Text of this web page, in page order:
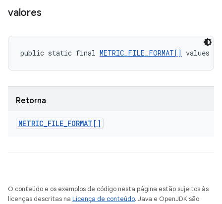
valores
public static final METRIC_FILE_FORMAT[] values ()
Retorna
METRIC_FILE_FORMAT[]
O conteúdo e os exemplos de código nesta página estão sujeitos às
licenças descritas na Licença de conteúdo. Java e OpenJDK são